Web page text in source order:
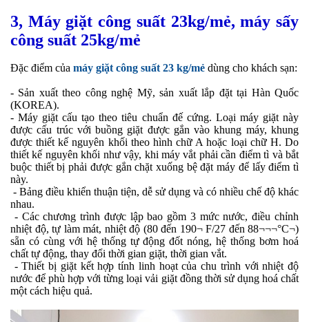
3, Máy giặt công suất 23kg/mẻ, máy sấy
công suất 25kg/mẻ
Đặc điểm của máy giặt công suất 23 kg/mẻ dùng cho khách sạn:
- Sản xuất theo công nghệ Mỹ, sản xuất lắp đặt tại Hàn Quốc
(KOREA).
- Máy giặt cấu tạo theo tiêu chuẩn đế cứng. Loại máy giặt này
được cấu trúc với buồng giặt được gắn vào khung máy, khung
được thiết kế nguyên khối theo hình chữ A hoặc loại chữ H. Do
thiết kế nguyên khối như vậy, khi máy vắt phải cần điểm tì và bắt
buộc thiết bị phải được gắn chặt xuống bệ đặt máy để lấy điểm tì
này.
- Bảng điều khiển thuận tiện, dễ sử dụng và có nhiều chế độ khác
nhau.
- Các chương trình được lập bao gồm 3 mức nước, điều chỉnh
nhiệt độ, tự làm mát, nhiệt độ (80 đến 190¬ F/27 đến 88¬¬¬°C¬)
sẵn có cùng với hệ thống tự động đốt nóng, hệ thống bơm hoá
chất tự động, thay đổi thời gian giặt, thời gian vắt.
- Thiết bị giặt kết hợp tính linh hoạt của chu trình với nhiệt độ
nước để phù hợp với từng loại vải giặt đồng thời sử dụng hoá chất
một cách hiệu quả.